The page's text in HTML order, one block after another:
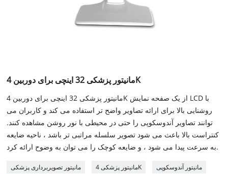
مانیتور پزشکی 32 اینچی برای دوربین 4K
مانیتور پزشکی 32 اینچی برای دوربین 4K از یک صفحه نمایش LCD با
روشنایی بالا برای ارائه تصاویر واضح تر استفاده می کند و کاربران می
توانند تصاویر آندوسکوپی را حتی در محیطی با نور روشن مشاهده کنند.
کنتراست بالا باعث می شود تصویر سلسله مراتبی تر باشد ، ناحیه ضایعه
به سرعت پیدا می شود ، و ضایعه کوچک را می توان به وضوح ارائه کرد.
مانیتور تصویربرداری پزشکی مانیتور پزشکی 4K مانیتور آندوسکوپی